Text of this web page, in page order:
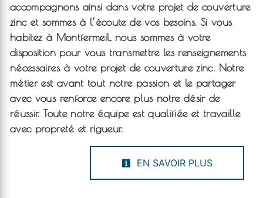
accompagnons ainsi dans votre projet decouverture
zincet sommes à l’écoute de vos besoins. Si vous
habitez à Montfermeil, nous sommes à votre
disposition pour vous transmettre les renseignements
nécessaires à votre projet de couverture zinc. Notre
métier est avant tout notre passion et le partager
avec vous renforce encore plus notre désir de
réussir. Toute notre équipe est qualifiée et travaille
avec propreté et rigueur.
EN SAVOIR PLUS